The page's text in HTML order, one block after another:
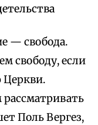
— свобода.
свободу, если
Церкви.
Поль Вергез,